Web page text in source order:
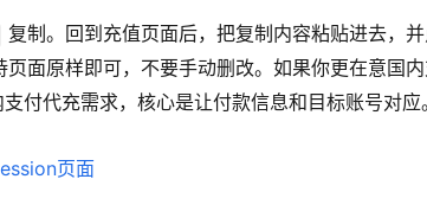
复制。回到充值页面后，把复制内容粘贴进去，
面原样即可，不要手动删改。如果你更在意国
付代充需求，核心是让付款信息和目标账号对应。